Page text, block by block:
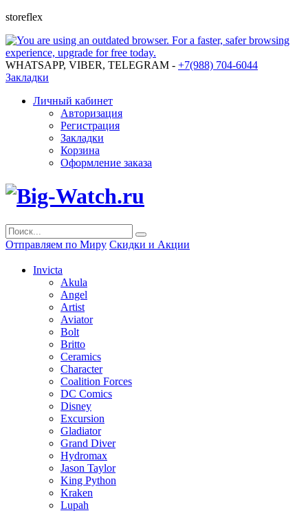
storeflex
WHATSAPP, VIBER, TELEGRAM - +7(988) 704-6044
Закладки
Личный кабинет
Авторизация
Регистрация
Закладки
Корзина
Оформление заказа
Отправляем по Миру Скидки и Акции
Invicta
Akula
Angel
Artist
Aviator
Bolt
Britto
Ceramics
Character
Coalition Forces
DC Comics
Disney
Excursion
Gladiator
Grand Diver
Hydromax
Jason Taylor
King Python
Kraken
Lupah